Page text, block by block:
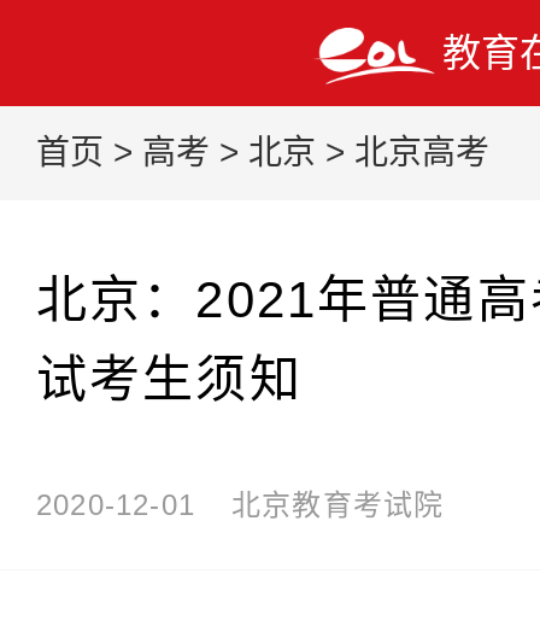
教育
首页 > 高考 > 北京 > 北京高考
北京：2021年普通
试考生须知
2020-12-01 北京教育考试院